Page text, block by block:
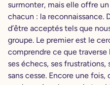
surmonter, mais elle offre
chacun : la reconnaissance.
d’être acceptés tels que
groupe. Le premier est le
comprendre ce que traverse
ses échecs, ses frustrations,
sans cesse. Encore une